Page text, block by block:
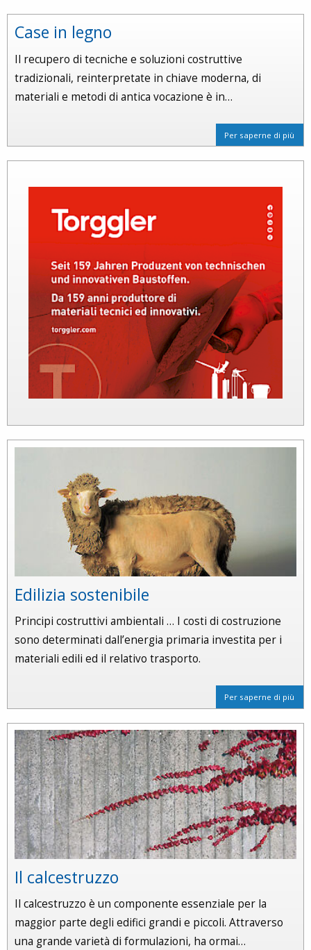
Case in legno
Il recupero di tecniche e soluzioni costruttive
tradizionali, reinterpretate in chiave moderna, di
materiali e metodi di antica vocazione è in…
Per saperne di più
Edilizia sostenibile
Principi costruttivi ambientali … I costi di costruzione
sono determinati dall’energia primaria investita per i
materiali edili ed il relativo trasporto.
Per saperne di più
Il calcestruzzo
Il calcestruzzo è un componente essenziale per la
maggior parte degli edifici grandi e piccoli. Attraverso
una grande varietà di formulazioni, ha ormai…